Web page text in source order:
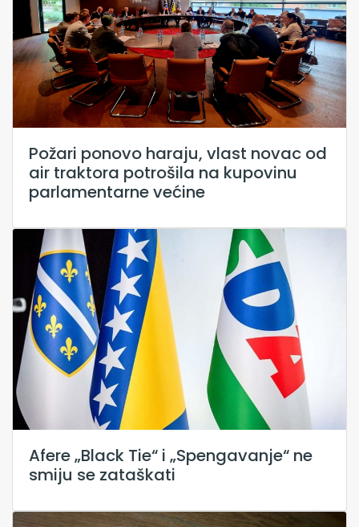
Požari ponovo haraju, vlast novac od
air traktora potrošila na kupovinu
parlamentarne većine
Afere „Black Tie“ i „Spengavanje“ ne
smiju se zataškati